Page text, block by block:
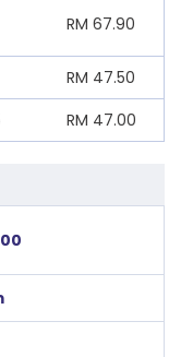
RM 67.90
RM 47.50
RM 47.00